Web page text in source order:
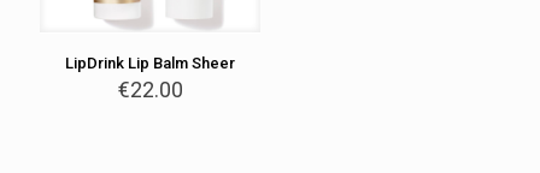
LipDrink Lip Balm Sheer
€22.00